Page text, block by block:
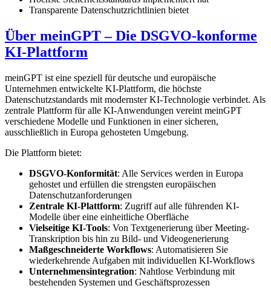
Transparente Datenschutzrichtlinien bietet
Über meinGPT – Die DSGVO-konforme
KI-Plattform
meinGPT ist eine speziell für deutsche und europäische
Unternehmen entwickelte KI-Plattform, die höchste
Datenschutzstandards mit modernster KI-Technologie verbindet. Als
zentrale Plattform für alle KI-Anwendungen vereint meinGPT
verschiedene Modelle und Funktionen in einer sicheren,
ausschließlich in Europa gehosteten Umgebung.
Die Plattform bietet:
DSGVO-Konformität: Alle Services werden in Europa
gehostet und erfüllen die strengsten europäischen
Datenschutzanforderungen
Zentrale KI-Plattform: Zugriff auf alle führenden KI-
Modelle über eine einheitliche Oberfläche
Vielseitige KI-Tools: Von Textgenerierung über Meeting-
Transkription bis hin zu Bild- und Videogenerierung
Maßgeschneiderte Workflows: Automatisieren Sie
wiederkehrende Aufgaben mit individuellen KI-Workflows
Unternehmensintegration: Nahtlose Verbindung mit
bestehenden Systemen und Geschäftsprozessen